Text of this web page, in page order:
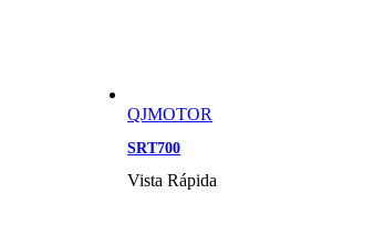
QJMOTOR
SRT700
Vista Rápida